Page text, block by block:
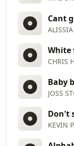
ALISSIA
White
CHRIS
Baby
JOSS
KEVIN